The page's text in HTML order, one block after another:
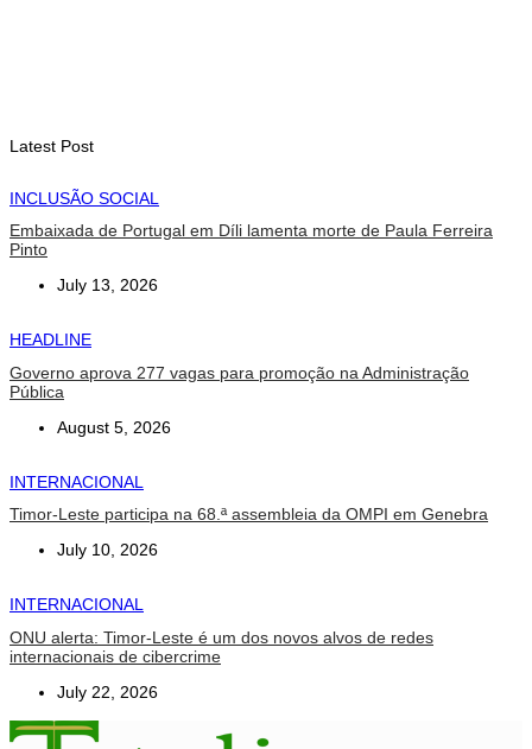
Latest Post
INCLUSÃO SOCIAL
Embaixada de Portugal em Díli lamenta morte de Paula Ferreira
Pinto
July 13, 2026
HEADLINE
Governo aprova 277 vagas para promoção na Administração
Pública
August 5, 2026
INTERNACIONAL
Timor-Leste participa na 68.ª assembleia da OMPI em Genebra
July 10, 2026
INTERNACIONAL
ONU alerta: Timor-Leste é um dos novos alvos de redes
internacionais de cibercrime
July 22, 2026